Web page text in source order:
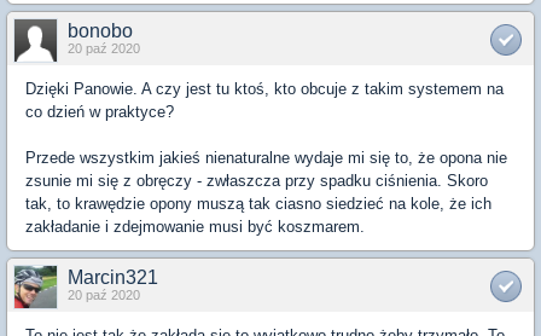
bonobo
20 paź 2020
Dzięki Panowie. A czy jest tu ktoś, kto obcuje z takim systemem na
co dzień w praktyce?
Przede wszystkim jakieś nienaturalne wydaje mi się to, że opona nie
zsunie mi się z obręczy - zwłaszcza przy spadku ciśnienia. Skoro
tak, to krawędzie opony muszą tak ciasno siedzieć na kole, że ich
zakładanie i zdejmowanie musi być koszmarem.
Marcin321
20 paź 2020